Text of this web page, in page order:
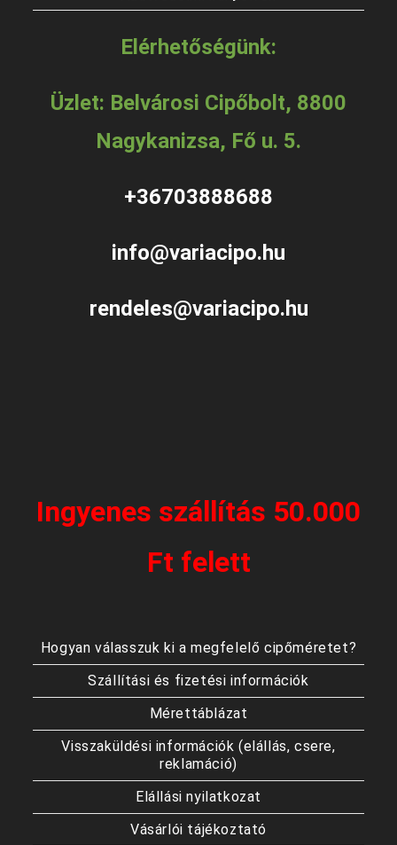
Elérhetőségünk:
Üzlet: Belvárosi Cipőbolt, 8800
Nagykanizsa, Fő u. 5.
+36703888688
info@variacipo.hu
rendeles@variacipo.hu
Ingyenes szállítás 50.000
Ft felett
Hogyan válasszuk ki a megfelelő cipőméretet?
Szállítási és fizetési információk
Mérettáblázat
Visszaküldési információk (elállás, csere,
reklamáció)
Elállási nyilatkozat
Vásárlói tájékoztató